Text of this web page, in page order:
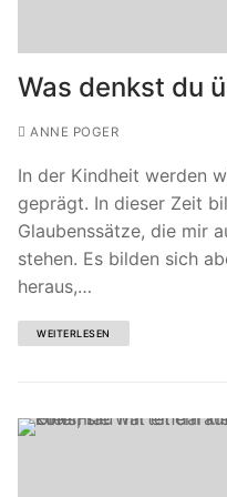
Was denkst du
ANNE POGER
In der Kindheit werden
geprägt. In dieser Zeit
Glaubenssätze, die mir
stehen. Es bilden sich
heraus,…
WEITERLESEN